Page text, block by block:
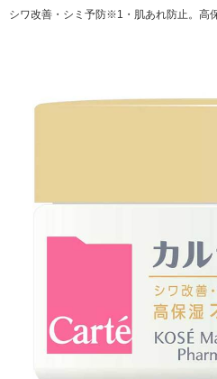
シワ改善・シミ予防※1・肌あれ防止。高